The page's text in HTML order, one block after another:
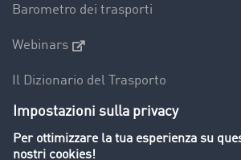
Barometro dei trasporti
Webinars
Il Dizionario del Trasporto
Panoramica della borsa di carichi
Divieti di circolazione per mezzi pesanti